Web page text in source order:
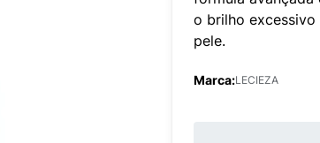
o brilho excessivo
pele.
Marca:LECIEZA